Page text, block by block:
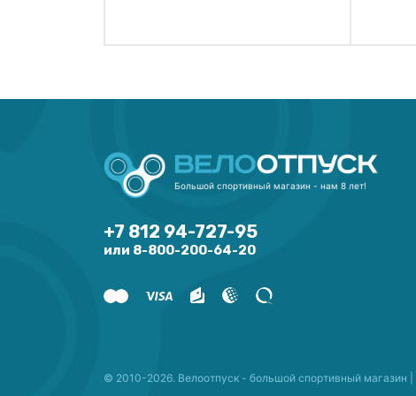
Большой спортивный магазин - нам 8 лет!
+7 812 94-727-95
или 8-800-200-64-20
© 2010-2026. Велоотпуск - большой спортивный магазин |